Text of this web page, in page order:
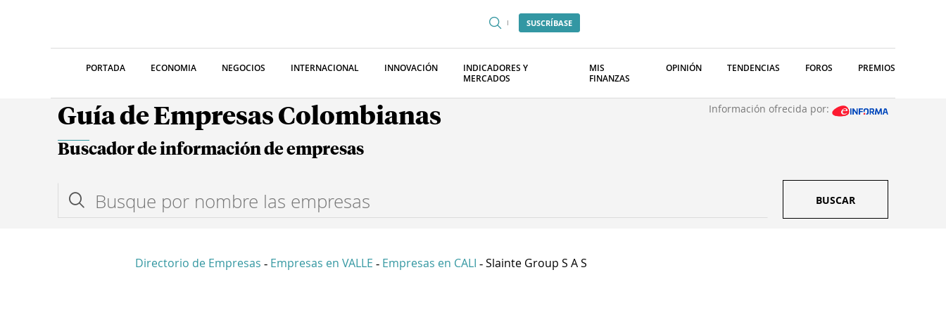
SUSCRÍBASE
PORTADA ECONOMIA NEGOCIOS INTERNACIONAL INNOVACIÓN
INDICADORES Y
MERCADOS
MIS
FINANZAS
OPINIÓN TENDENCIAS FOROS PREMIOS
Guía de Empresas Colombianas Información ofrecida por:
Buscador de información de empresas
BUSCAR
Directorio de Empresas - Empresas en VALLE - Empresas en CALI - Slainte Group S A S